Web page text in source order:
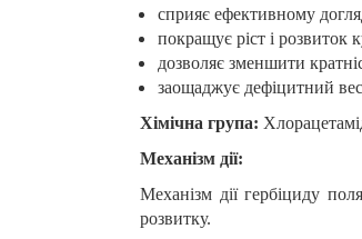
сприяє ефективному
покращує ріст і розвиток
дозволяє зменшити
заощаджує дефіцитний
Хімічна група:
Механізм дії:
Механізм дії гербіциду
розвитку.